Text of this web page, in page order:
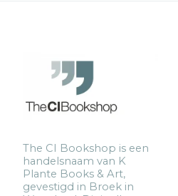
The CI Bookshop is een
handelsnaam van K
Plante Books & Art,
gevestigd in Broek in